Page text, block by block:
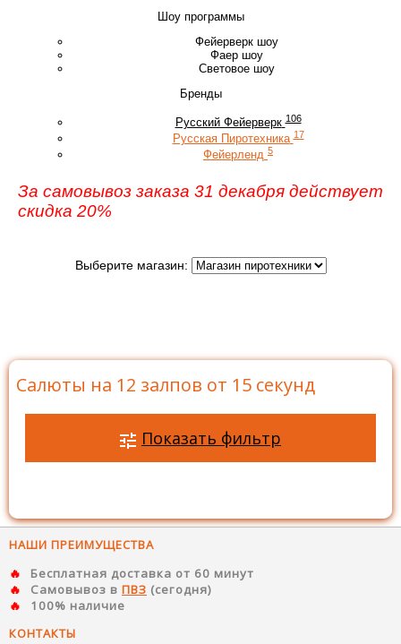
Шоу программы
Фейерверк шоу
Фаер шоу
Световое шоу
Бренды
Русский Фейерверк 106
Русская Пиротехника 17
Фейерленд 5
За самовывоз заказа 31 декабря действует
скидка 20%
Выберите магазин:
Салюты на 12 залпов от 15 секунд
Показать фильтр
НАШИ ПРЕИМУЩЕСТВА
Бесплатная доставка от 60 минут
Самовывоз в ПВЗ (сегодня)
100% наличие
КОНТАКТЫ